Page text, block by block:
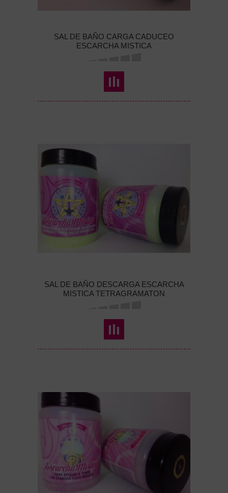
SAL DE BAÑO CARGA CADUCEO
ESCARCHA MISTICA
SAL DE BAÑO DESCARGA ESCARCHA
MISTICA TETRAGRAMATON